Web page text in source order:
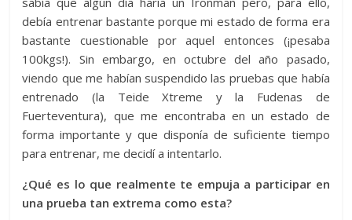
debía entrenar bastante porque mi estado de forma era
bastante cuestionable por aquel entonces (¡pesaba
100kgs!). Sin embargo, en octubre del año pasado,
viendo que me habían suspendido las pruebas que había
entrenado (la Teide Xtreme y la Fudenas de
Fuerteventura), que me encontraba en un estado de
forma importante y que disponía de suficiente tiempo
para entrenar, me decidí a intentarlo.
¿Qué es lo que realmente te empuja a participar en
una prueba tan extrema como esta?